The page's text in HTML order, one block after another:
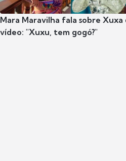
Mara Maravilha fala sobre Xuxa
vídeo: "Xuxu, tem gogó?"